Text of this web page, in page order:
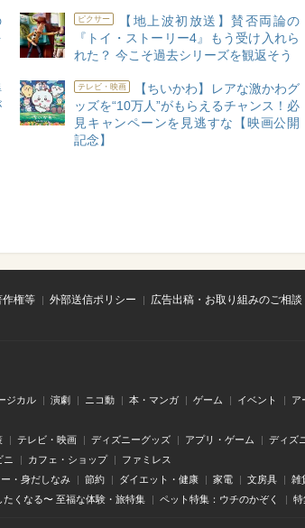
ピクサー
【地上波初放送】賛否両論の
『トイ・ストーリー4』もう受け入れら
れた？ 今こそ過去シリーズを観返そう
テレビ・映画
【ちいかわ】レアな激かわグ
ッズを“10万人”がもらえるチャンス！必
見キャンペーンを見逃すな【映画公開
記念】
作権等 外部送信ポリシー
広告出稿・お取り組みのご相
ジカル 演劇 ニコ動 本・マンガ ゲーム イベント ア
テレビ・映画 ディズニーグッズ アプリ・ゲーム ディズ
ニ カフェ・ショップ ファミレス
・身だしなみ 節約 ダイエット・健康 家電 文房具 雑
たくなる〜 至福な体験・旅特集 ペット特集：ウチのかぞく 特